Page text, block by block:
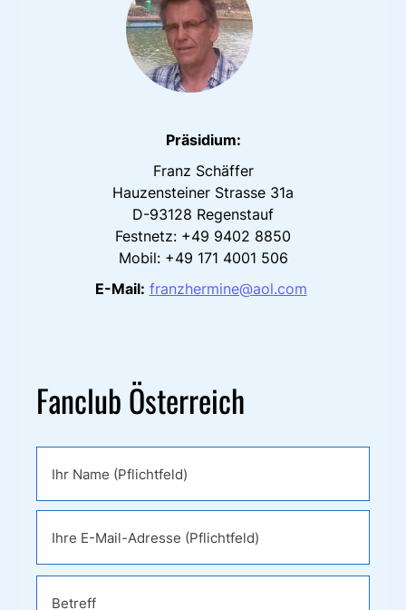
Präsidium:
Franz Schäffer
Hauzensteiner Strasse 31a
D-93128 Regenstauf
Festnetz: +49 9402 8850
Mobil: +49 171 4001 506
E-Mail: franzhermine@aol.com
Fanclub Österreich
lasse